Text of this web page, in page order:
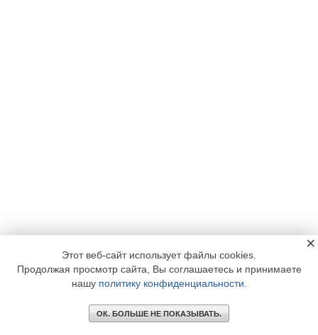
Этот веб-сайт использует файлы cookies.
Продолжая просмотр сайта, Вы соглашаетесь и принимаете
нашу политику конфиденциальности
ОК. БОЛЬШЕ НЕ ПОКАЗЫВАТЬ.
×